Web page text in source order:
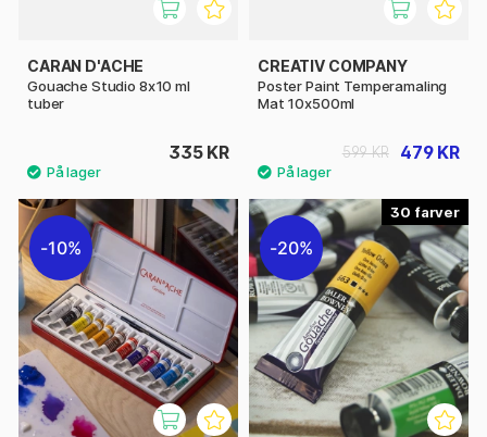
CARAN D'ACHE
Gouache Studio 8x10 ml
tuber
335 KR
CREATIV COMPANY
Poster Paint Temperamaling
Mat 10x500ml
479 KR
599 KR
10%
30
20%